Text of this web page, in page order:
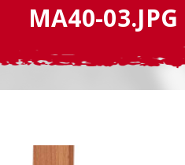
MA40-03.JPG